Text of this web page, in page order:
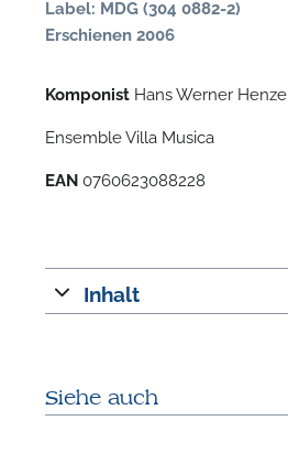
Label: MDG (304 0882-2)
Erschienen 2006
Komponist Hans Werner Henze
Ensemble Villa Musica
EAN 0760623088228
Inhalt
Siehe auch